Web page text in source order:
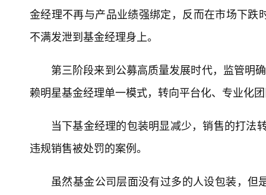
金经理不再与产品业绩强绑定，反而在市场下
不满发泄到基金经理身上。
第三阶段来到公募高质量发展时代，监管明
赖明星基金经理单一模式，转向平台化、专业化
当下基金经理的包装明显减少，销售的打法
违规销售被处罚的案例。
虽然基金公司层面没有过多的人设包装，